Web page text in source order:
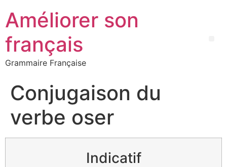
Améliorer son
français
Grammaire Française
Conjugaison du
verbe oser
Indicatif